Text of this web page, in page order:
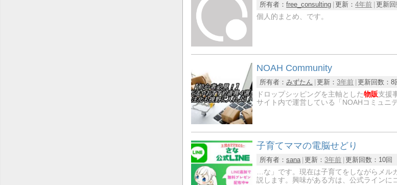
所有者：free_consulting 更新：4年前 更新
個人的まとめ、です。
NOAH Community
所有者：みずたん 更新： 3年前 更新回数：8
ドロップシッピングを主軸とした物販支援
サイト内で運営している「NOAHコミュニ
子育てママの電脳せどり
所有者：sana 更新： 3年前 更新回数： 10回
…な」です。現在は子育てをしながらメル
説します。興味がある方は、公式ラインに